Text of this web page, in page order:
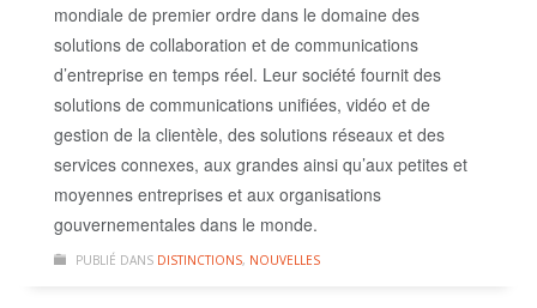
mondiale de premier ordre dans le domaine des
solutions de collaboration et de communications
d’entreprise en temps réel. Leur société fournit des
solutions de communications unifiées, vidéo et de
gestion de la clientèle, des solutions réseaux et des
services connexes, aux grandes ainsi qu’aux petites et
moyennes entreprises et aux organisations
gouvernementales dans le monde.
PUBLIÉ DANS DISTINCTIONS, NOUVELLES